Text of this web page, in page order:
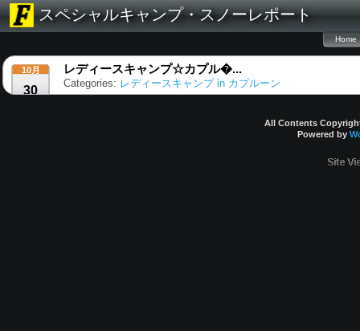
スペシャルキャンプ・スノーレポート
Home
10月
30
レディースキャンプ☆カプル�...
Categories: レディースキャンプ in カプルーン
All Contents Copyright
Powered by